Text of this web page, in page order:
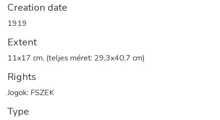
Creation date
1919
Extent
11x17 cm, (teljes méret: 29,3x40,7 cm)
Rights
Jogok: FSZEK
Type